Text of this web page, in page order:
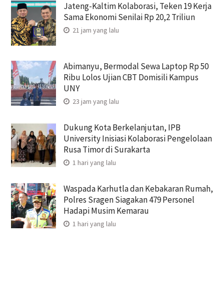
Jateng-Kaltim Kolaborasi, Teken 19 Kerja
Sama Ekonomi Senilai Rp 20,2 Triliun
21 jam yang lalu
Abimanyu, Bermodal Sewa Laptop Rp 50
Ribu Lolos Ujian CBT Domisili Kampus
UNY
23 jam yang lalu
Dukung Kota Berkelanjutan, IPB
University Inisiasi Kolaborasi Pengelolaan
Rusa Timor di Surakarta
1 hari yang lalu
Waspada Karhutla dan Kebakaran Rumah,
Polres Sragen Siagakan 479 Personel
Hadapi Musim Kemarau
1 hari yang lalu